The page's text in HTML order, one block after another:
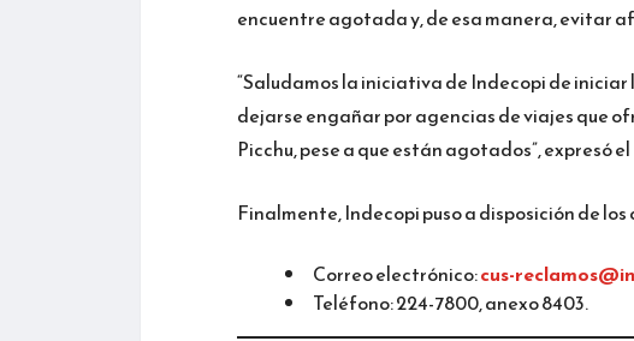
encuentre agotada y, de esa manera, evitar
“Saludamos la iniciativa de Indecopi de
dejarse engañar por agencias de viajes que
Picchu, pese a que están agotados”, expresó
Finalmente, Indecopi puso a disposición de
Correo electrónico:cus-
Teléfono: 224-7800, anexo 8403.